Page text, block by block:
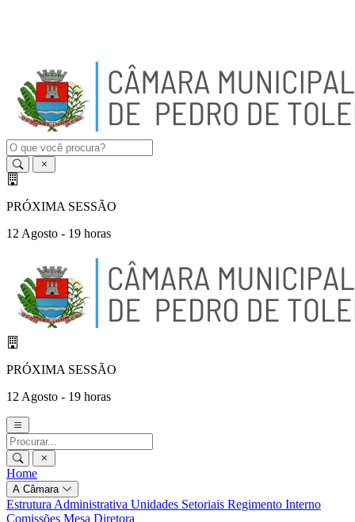
PRÓXIMA SESSÃO
12 Agosto - 19 horas
PRÓXIMA SESSÃO
12 Agosto - 19 horas
Home
A Câmara
Estrutura Administrativa Unidades Setoriais Regimento Interno
Comissões Mesa Diretora